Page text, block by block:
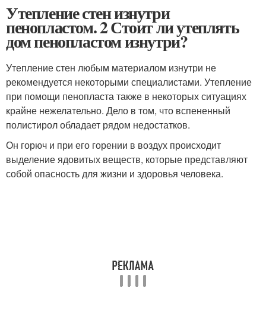
Утепление стен изнутри
пенопластом. 2 Стоит ли утеплять
дом пенопластом изнутри?
Утепление стен любым материалом изнутри не
рекомендуется некоторыми специалистами. Утепление
при помощи пенопласта также в некоторых ситуациях
крайне нежелательно. Дело в том, что вспененный
полистирол обладает рядом недостатков.
Он горюч и при его горении в воздух происходит
выделение ядовитых веществ, которые представляют
собой опасность для жизни и здоровья человека.